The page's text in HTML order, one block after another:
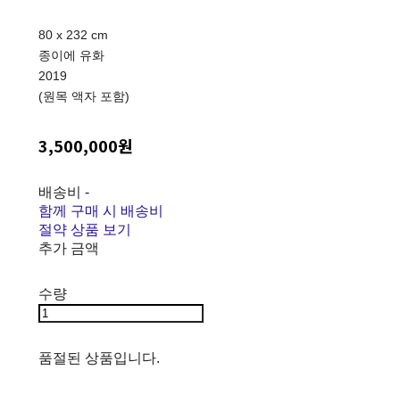
80 x 232 cm
종이에 유화
2019
(원목 액자 포함)
3,500,000원
배송비 -
함께 구매 시 배송비
절약 상품 보기
추가 금액
수량
품절된 상품입니다.